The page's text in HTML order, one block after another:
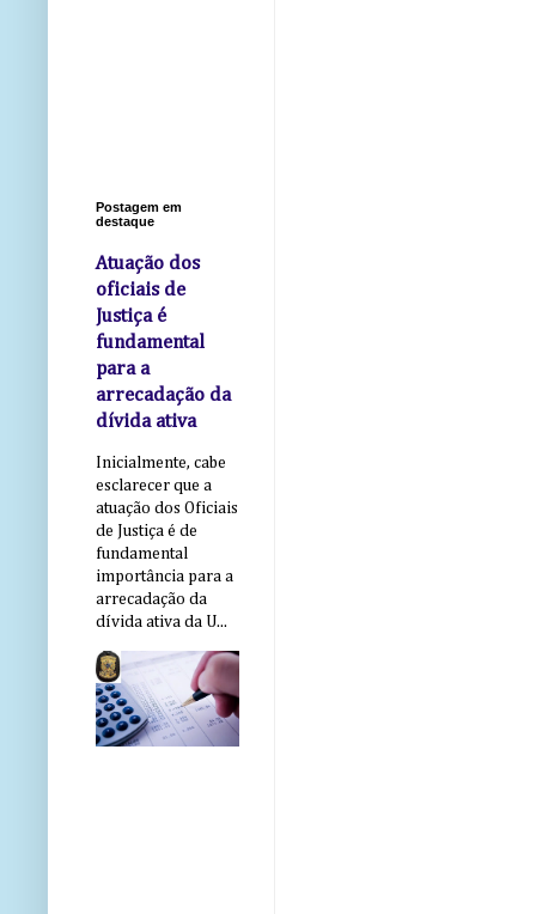
Postagem em
destaque
Atuação dos
oficiais de
Justiça é
fundamental
para a
arrecadação da
dívida ativa
Inicialmente, cabe
esclarecer que a
atuação dos Oficiais
de Justiça é de
fundamental
importância para a
arrecadação da
dívida ativa da U...